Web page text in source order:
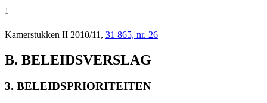
1
Kamerstukken II 2010/11, 31 865, nr. 26
B. BELEIDSVERSLAG
3. BELEIDSPRIORITEITEN